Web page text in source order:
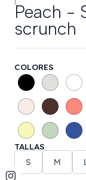
Peach -
scrunch
COLORES
TALLAS
S M